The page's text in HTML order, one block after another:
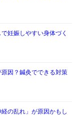
妊娠しやすい身体づく
因？鍼灸でできる対策
の乱れ」が原因かもし